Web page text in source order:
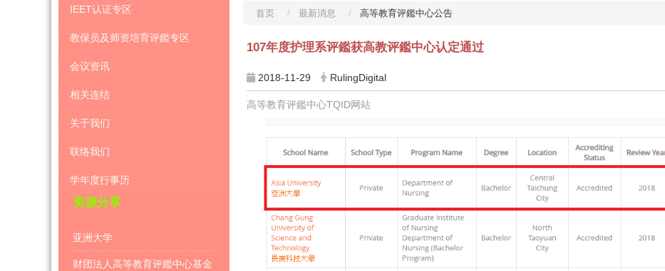
IEET认证专区
教保员及师资培育评鑑专区
会议资讯
相关连结
关于我们
联络我们
学年度行事历
资源分享
亚洲大学
财团法人高等教育评鑑中心基金
首页 最新消息 高等教育评鑑中心公告
107年度护理系评鑑获高教评鑑中心认定通过
2018-11-29 RulingDigital
高等教育评鑑中心TQID网站